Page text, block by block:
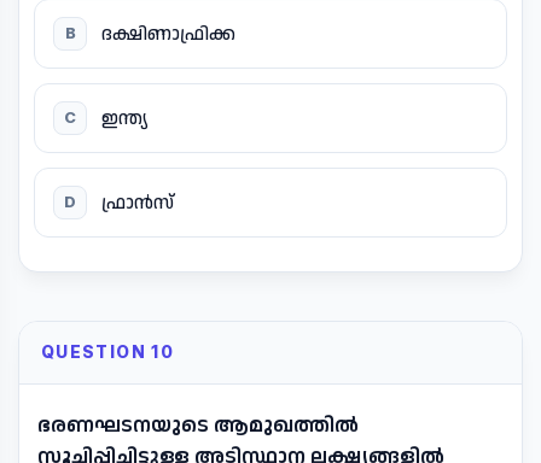
B ദക്ഷിണാഫ്രിക്ക
C ഇന്ത്യ
D ഫ്രാൻസ്
QUESTION 10
ഭരണഘടനയുടെ ആമുഖത്തിൽ
സൂചിപ്പിച്ചിട്ടുള്ള അടിസ്ഥാന ലക്ഷ്യങ്ങളിൽ